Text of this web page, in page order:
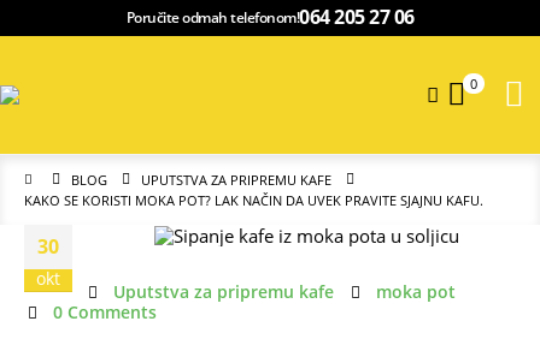
Poručite odmah telefonom!064 205 27 06
0
BLOG
UPUTSTVA ZA PRIPREMU KAFE
KAKO SE KORISTI MOKA POT? LAK NAČIN DA UVEK PRAVITE SJAJNU KAFU.
30
okt
Uputstva za pripremu kafe
moka pot
0 Comments